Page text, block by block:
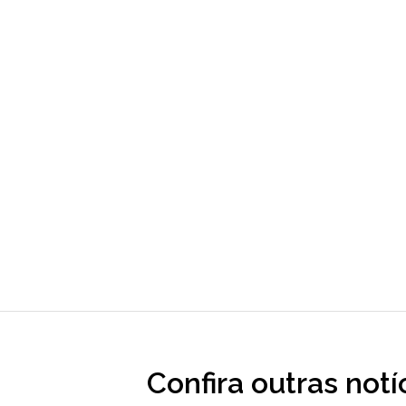
Confira outras